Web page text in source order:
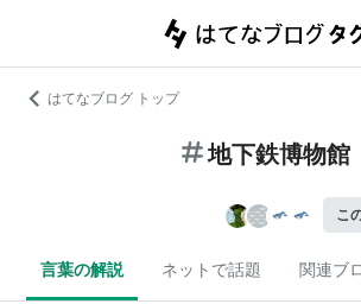
はてなブログ トップ
地下鉄博物館
こ
言葉の解説 ネットで話題 関連ブ